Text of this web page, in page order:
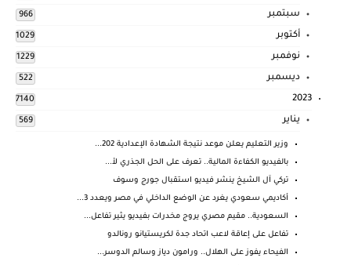
سبتمبر 966
أكتوبر 1029
نوفمبر 1229
ديسمبر 522
2023
7140
يناير 569
وزير التعليم يعلن موعد نتيجة الشهادة الإعدادية 202...
بالفيديو الكفاءة المالية.. تعرف على الحل الجذري لأ...
تركي آل الشيخ ينشر فيديو استقبال جورج وسوف
أكاديمي سعودي يغرد عن الوضع الداخلي في مصر ويعدد 3...
السعودية.. مقيم مصري يروج مخدرات بفيديو يثير تفاعل...
تفاعل على إعاقة لاعب اتحاد جدة لكريستيانو رونالدو
الفيحاء يفوز على الهلال.. ورامون دياز وسالم الدوسر...